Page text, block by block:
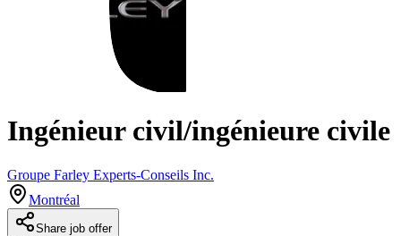
Ingénieur civil/ingénieure civile
Groupe Farley Experts-Conseils Inc.
Montréal
Share job offer